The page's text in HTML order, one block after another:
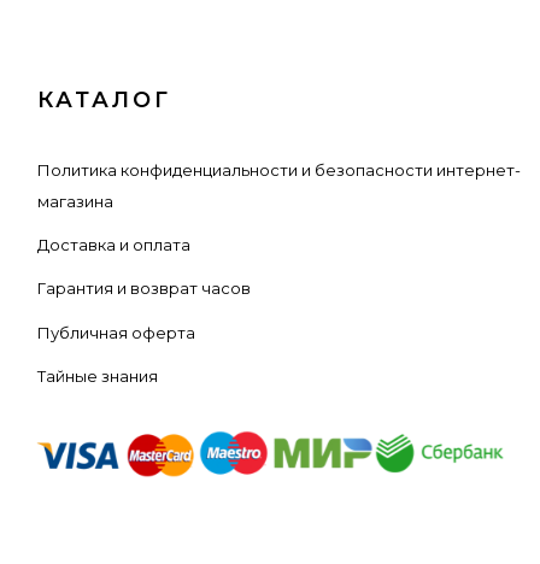
КАТАЛОГ
Политика конфиденциальности и безопасности интернет-
магазина
Доставка и оплата
Гарантия и возврат часов
Публичная оферта
Тайные знания